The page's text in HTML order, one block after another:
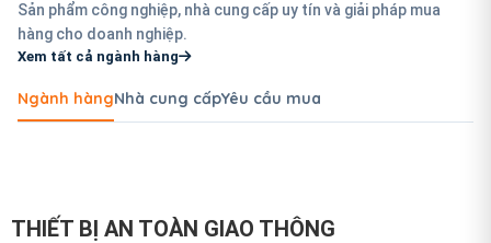
Sản phẩm công nghiệp, nhà cung cấp uy tín và giải pháp mua
hàng cho doanh nghiệp.
Xem tất cả ngành hàng
Ngành hàngNhà cung cấpYêu cầu mua
THIẾT BỊ AN TOÀN GIAO THÔNG